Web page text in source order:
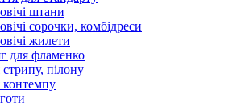
штани
сорочки, комбідреси
жилети
для фламенко
пілону
контемпу